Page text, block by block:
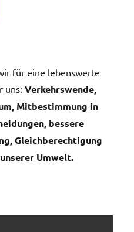
für eine lebenswerte
uns: Verkehrswende,
Mitbestimmung in
bessere
Gleichberechtigung
Umwelt.